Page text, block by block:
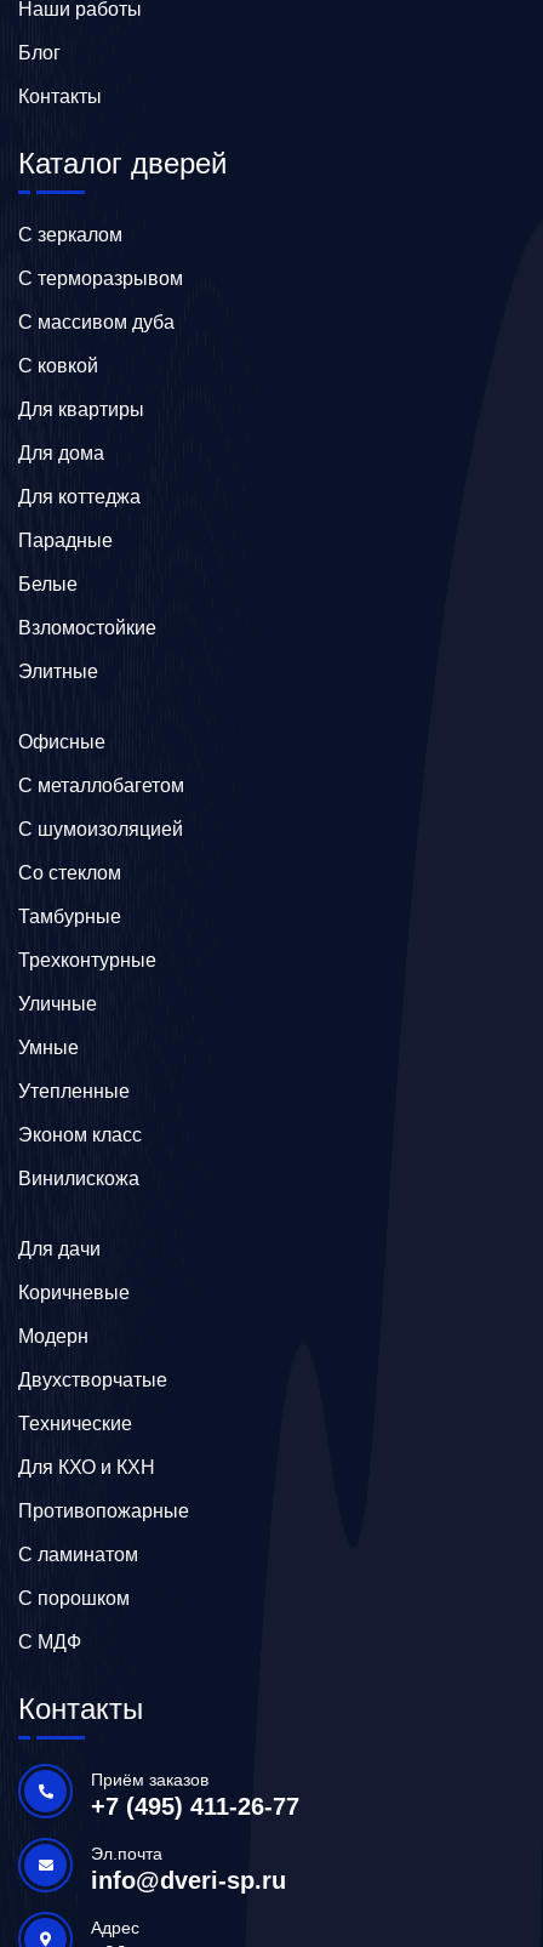
Наши работы
Блог
Контакты
Каталог дверей
C зеркалом
C терморазрывом
C массивом дуба
C ковкой
Для квартиры
Для дома
Для коттеджа
Парадные
Белые
Взломостойкие
Элитные
Офисные
C металлобагетом
С шумоизоляцией
Со стеклом
Тамбурные
Трехконтурные
Уличные
Умные
Утепленные
Эконом класс
Винилискожа
Для дачи
Коричневые
Модерн
Двухстворчатые
Технические
Для КХО и КХН
Противопожарные
С ламинатом
С порошком
С МДФ
Контакты
Приём заказов
+7 (495) 411-26-77
Эл.почта
info@dveri-sp.ru
Адрес